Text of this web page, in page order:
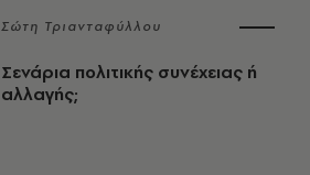
Σώτη Τριανταφύλλου
Σενάρια πολιτικής συνέχειας ή
αλλαγής;